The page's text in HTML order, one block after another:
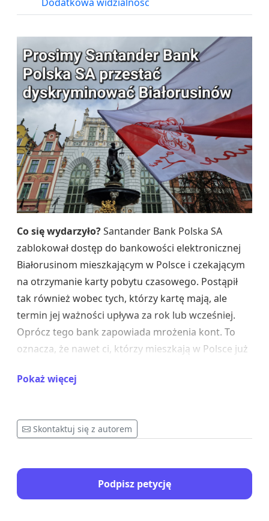
Co się wydarzyło?Santander Bank Polska SA
zablokował dostęp do bankowości elektronicznej
Białorusinom mieszkającym w Polsce i czekającym
na otrzymanie karty pobytu czasowego. Postąpił
tak również wobec tych, którzy kartę mają, ale
termin jej ważności upływa za rok lub wcześniej.
Oprócz tego bank zapowiada mrożenia kont. To
oznacza, że nawet ci, którzy mieszkają w Polsce już
pozostawieni bez środków do życia. Uważamy, że
dyskryminowany w życiu politycznym, społecznym
(Art.32.ust.2), natomiast wspomniane blokowanie
jest oczywistą dyskryminacją ze względu na
obywatelstwo.
Pokaż więcej
Skontaktuj się z autorem
Podpisz petycję